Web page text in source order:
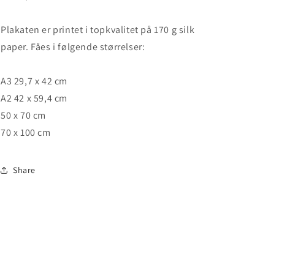
Plakaten er printet i topkvalitet på 170 g silk
paper. Fåes i følgende størrelser:
A3 29,7 x 42 cm
A2 42 x 59,4 cm
50 x 70 cm
70 x 100 cm
Share